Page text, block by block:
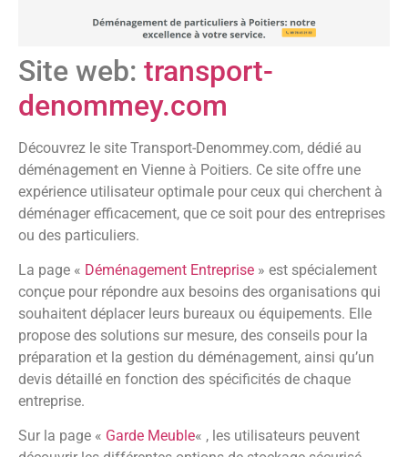
Site web: transport-
denommey.com
Découvrez le site Transport-Denommey.com, dédié au
déménagement en Vienne à Poitiers. Ce site offre une
expérience utilisateur optimale pour ceux qui cherchent à
déménager efficacement, que ce soit pour des entreprises
ou des particuliers.
La page « Déménagement Entreprise » est spécialement
conçue pour répondre aux besoins des organisations qui
souhaitent déplacer leurs bureaux ou équipements. Elle
propose des solutions sur mesure, des conseils pour la
préparation et la gestion du déménagement, ainsi qu’un
devis détaillé en fonction des spécificités de chaque
entreprise.
Sur la page « Garde Meuble« , les utilisateurs peuvent